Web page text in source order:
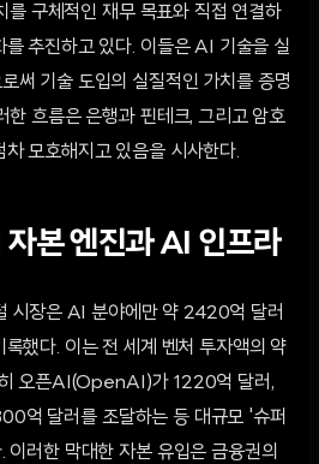
구체적인 재무 목표와 직접 연결하
를 추진하고 있다. 이들은 AI 기술을 실
써 기술 도입의 실질적인 가치를 증명
한 흐름은 은행과 핀테크, 그리고 암호
모호해지고 있음을 시사한다.
본 엔진과 AI 인프라
시장은 AI 분야에만 약 2420억 달러
했다. 이는 전 세계 벤처 투자액의 약
오픈AI(OpenAI)가 1220억 달러,
억 달러를 조달하는 등 대규모 '슈퍼
이러한 막대한 자본 유입은 금융권의